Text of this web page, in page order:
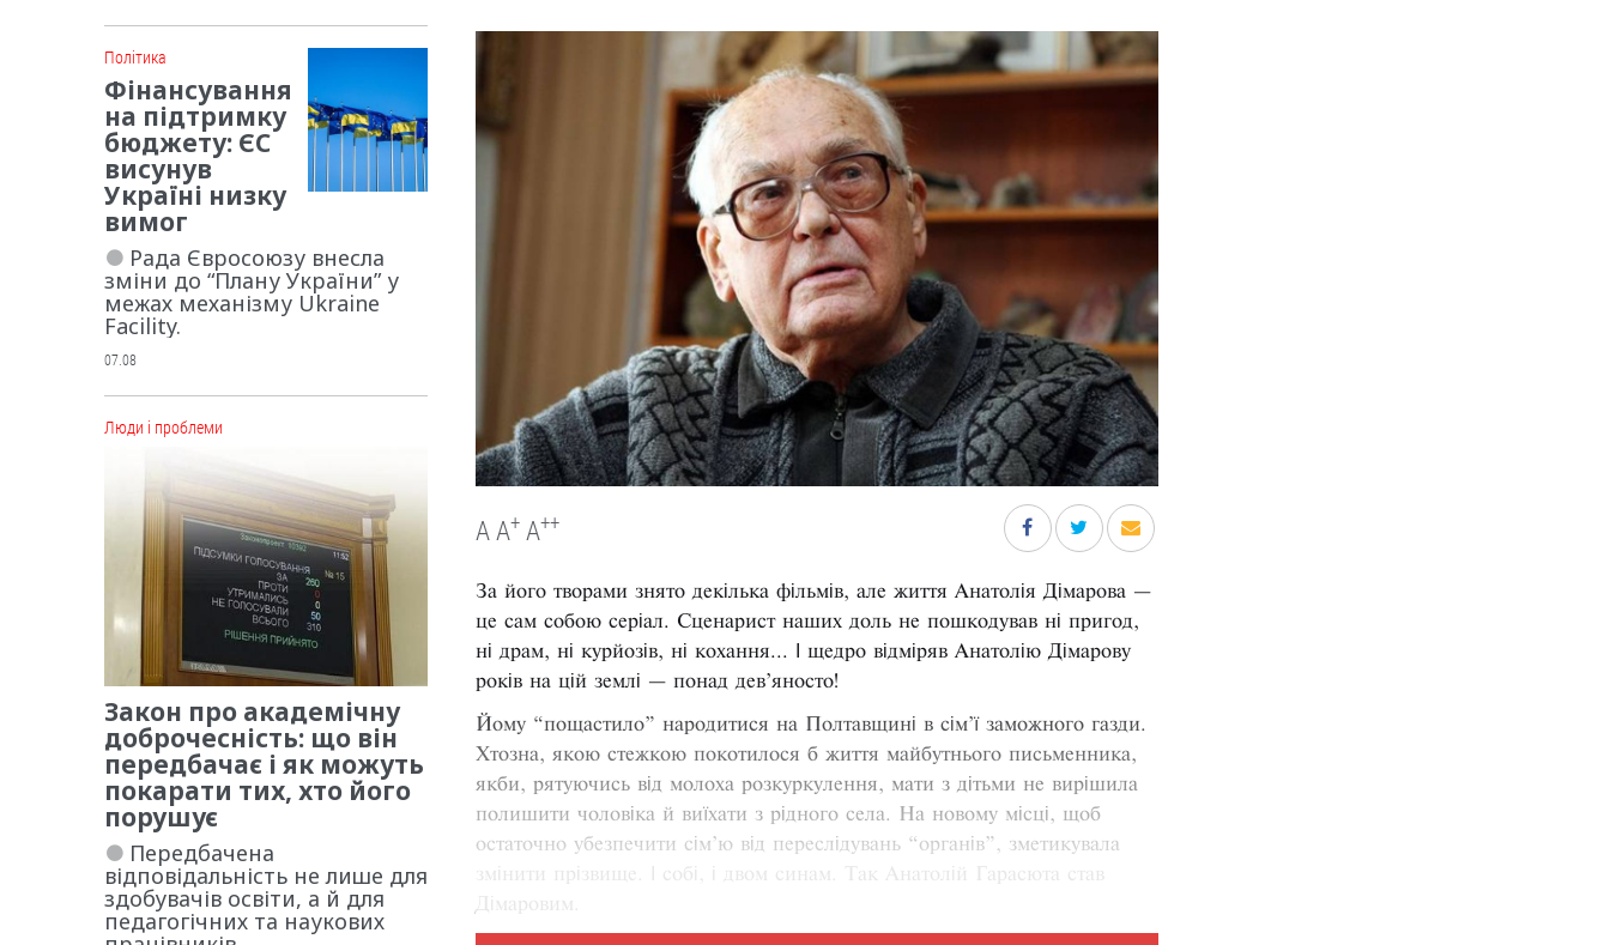
A A+ A++
За його творами знято декілька фільмів, але життя Анатолія Дімарова —
це сам собою серіал. Сценарист наших доль не пошкодував ні пригод,
ні драм, ні курйозів, ні кохання... І щедро відміряв Анатолію Дімарову
років на цій землі — понад дев’яносто!
Йому “пощастило” народитися на Полтавщині в сім’ї заможного газди.
Хтозна, якою стежкою покотилося б життя майбутнього письменника,
якби, рятуючись від молоха розкуркулення, мати з дітьми не вирішила
полишити чоловіка й виїхати з рідного села. На новому місці, щоб
остаточно убезпечити сім’ю від переслідувань “органів”, зметикувала
змінити прізвище. І собі, і двом синам. Так Анатолій Гарасюта став
Дімаровим.
Політика
Фінансування
на підтримку
бюджету: ЄС
висунув
Україні низку
вимог
Рада Євросоюзу внесла
зміни до “Плану України” у
межах механізму Ukraine
Facility.
07.08
Люди і проблеми
Закон про академічну
доброчесність: що він
передбачає і як можуть
покарати тих, хто його
порушує
Передбачена
відповідальність не лише для
здобувачів освіти, а й для
педагогічних та наукових